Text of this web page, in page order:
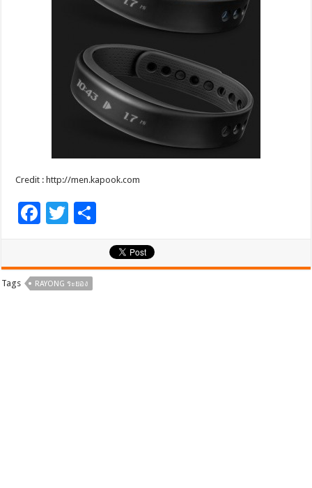
Credit : http://men.kapook.com
F
b
T
er
ar
Tags RAYONG ระยอง